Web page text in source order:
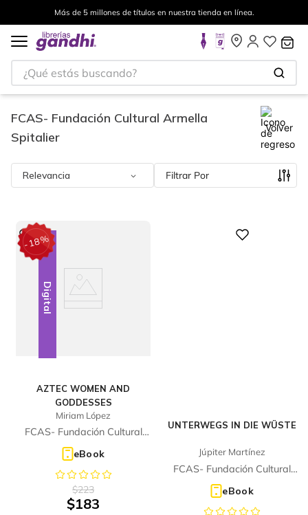
Más de 5 millones de títulos en nuestra tienda en línea.
¿Qué estás buscando?
FCAS- Fundación Cultural Armella
Spitalier
Volver
Relevancia Filtrar
Digital
AZTEC WOMEN AND
GODDESSES
Miriam López
FCAS- Fundación Cultural
Armella Spitalier
eBook
-18%
$223
$183
UNTERWEGS IN DIE WÜSTE
Júpiter Martínez
FCAS- Fundación Cultural
Armella Spitalier
eBook